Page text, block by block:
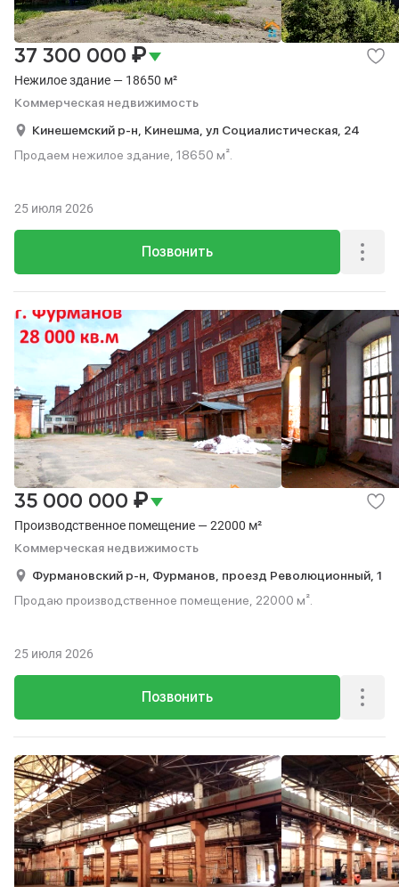
Нежилое здание — 18650 м²
Коммерческая недвижимость
37 300 000 ₽
Кинешемский р-н, Кинешма, ул Социалистическая, 24
Продаем нежилое здание, 18650 м².
Позвонить
25 июля 2026
Производственное помещение — 22000 м²
Коммерческая недвижимость
35 000 000 ₽
Фурмановский р-н, Фурманов, проезд Революционный, 1
Продаю производственное помещение, 22000 м².
Позвонить
25 июля 2026